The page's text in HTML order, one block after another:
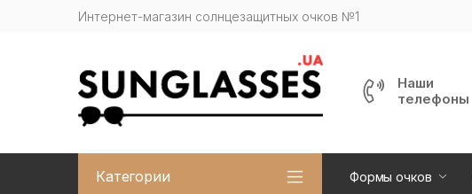
Интернет-магазин солнцезащитных очков №1
Наши
телефоны
Категории Формы очков